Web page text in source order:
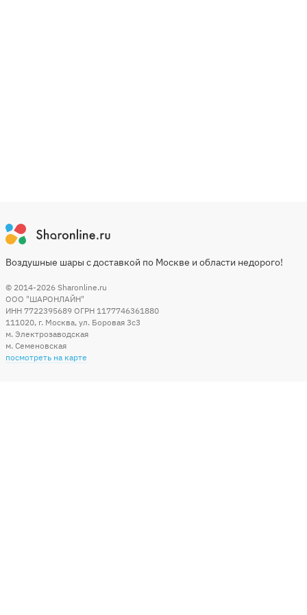
Воздушные шары с доставкой по Москве и области недорого!
© 2014-2026 Sharonline.ru
ООО "ШАРОНЛАЙН"
ИНН 7722395689 ОГРН 1177746361880
111020, г. Москва, ул. Боровая 3c3
м. Электрозаводская
м. Семеновская
посмотреть на карте